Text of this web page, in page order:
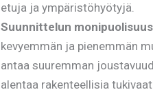
etuja ja ympäristöhyötyjä.
Suunnittelun
kevyemmän ja pienemmän
antaa suuremman
alentaa rakenteellisia